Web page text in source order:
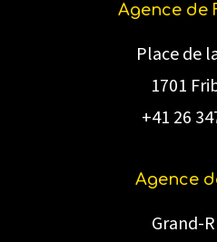
Agence de
Place de
1701
+41 26
Agence
Grand-